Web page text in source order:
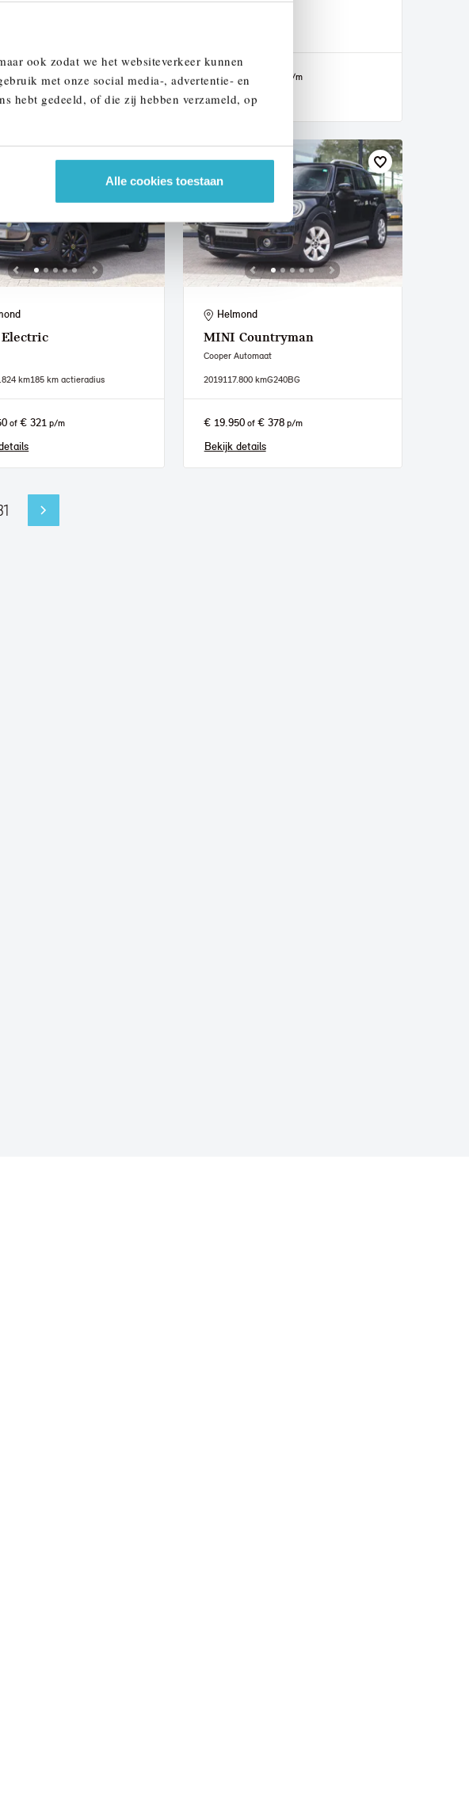
ook zodat we het websiteverkeer kunnen
met onze social media-, advertentie- en
hebt gedeeld, of die zij hebben verzameld, op
Alle cookies toestaan
of€ 680p/m € 22.950of p/m
Bekijk details
Electric
km185 km actieradius
of€ 321 p/m
Helmond
MINI Countryman
Cooper Automaat
2019117.800 kmG240BG
€ 19.950of € 378p/m
Bekijk details